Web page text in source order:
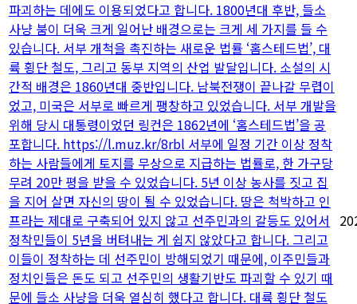
파괴하는 데에도 이용되었다고 합니다. 1800년대 후반, 들소
사냥 붐이 더욱 크게 일어난 배경으로는 크게 세 가지를 들 수
있습니다. 서부 개척을 촉진하는 새로운 법률 ‘홈스테드법’, 대
륙 횡단 철도, 그리고 동부 지역의 산업 발달입니다. 소설의 시
간적 배경은 1860년대 중반입니다. 남북전쟁이 끝나갈 무렵이
었고, 미국은 서부로 빠르게 팽창하고 있었습니다. 서부 개발을
위해 당시 대통령이었던 링컨은 1862년에 ‘홈스테드법’을 공
포합니다. https://l.muz.kr/8rbl 서부에 일정 기간 이상 정착
하는 사람들에게 토지를 무상으로 지급하는 법률로, 한 가구당
무려 20만 평을 받을 수 있었습니다. 5년 이상 농사를 짓고 집
을 지어 살면 자신의 땅이 될 수 있었습니다. 땅은 척박하고 인
프라는 제대로 구축되어 있지 않고 선주민과의 갈등도 있어서
정착민들이 5년을 버텨내는 게 쉽지 않았다고 합니다. 그리고
이들이 정착하는 데 선주민이 방해되었기 때문에, 이주민들과
정치인들은 돈도 되고 선주민의 생활기반도 파괴할 수 있기 때
문에 들소 사냥을 더욱 열심히 했다고 합니다. 대륙 횡단 철도